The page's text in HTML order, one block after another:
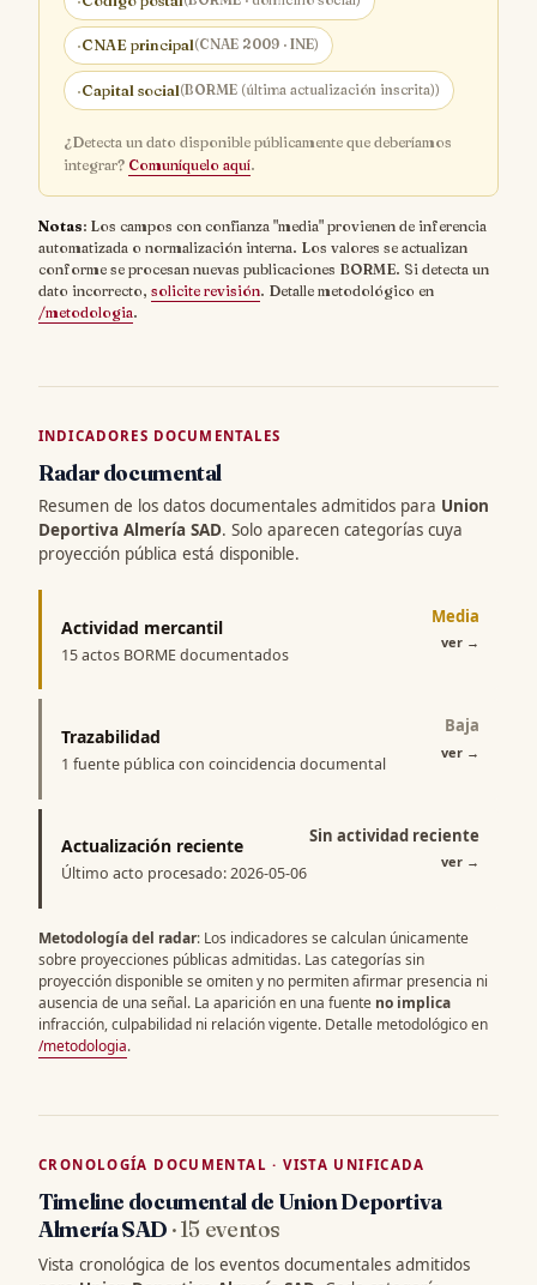
·CNAE principal(CNAE 2009 · INE)
·Capital social(BORME (última actualización inscrita))
¿Detecta un dato disponible públicamente que deberíamos
integrar? Comuníquelo aquí.
Notas: Los campos con confianza "media" provienen de inferencia
automatizada o normalización interna. Los valores se actualizan
conforme se procesan nuevas publicaciones BORME. Si detecta un
dato incorrecto, solicite revisión. Detalle metodológico en
/metodologia.
INDICADORES DOCUMENTALES
Radar documental
Resumen de los datos documentales admitidos para Union
Deportiva Almería SAD. Solo aparecen categorías cuya
proyección pública está disponible.
Actividad mercantil
15 actos BORME documentados
Media
ver →
Trazabilidad
1 fuente pública con coincidencia documental
Baja
ver →
Actualización reciente
Último acto procesado: 2026-05-06
Sin actividad reciente
ver →
Metodología del radar: Los indicadores se calculan únicamente
sobre proyecciones públicas admitidas. Las categorías sin
proyección disponible se omiten y no permiten afirmar presencia ni
ausencia de una señal. La aparición en una fuente no implica
infracción, culpabilidad ni relación vigente. Detalle metodológico en
/metodologia.
CRONOLOGÍA DOCUMENTAL · VISTA UNIFICADA
Timeline documental de Union Deportiva
Almería SAD · 15 eventos
Vista cronológica de los eventos documentales admitidos